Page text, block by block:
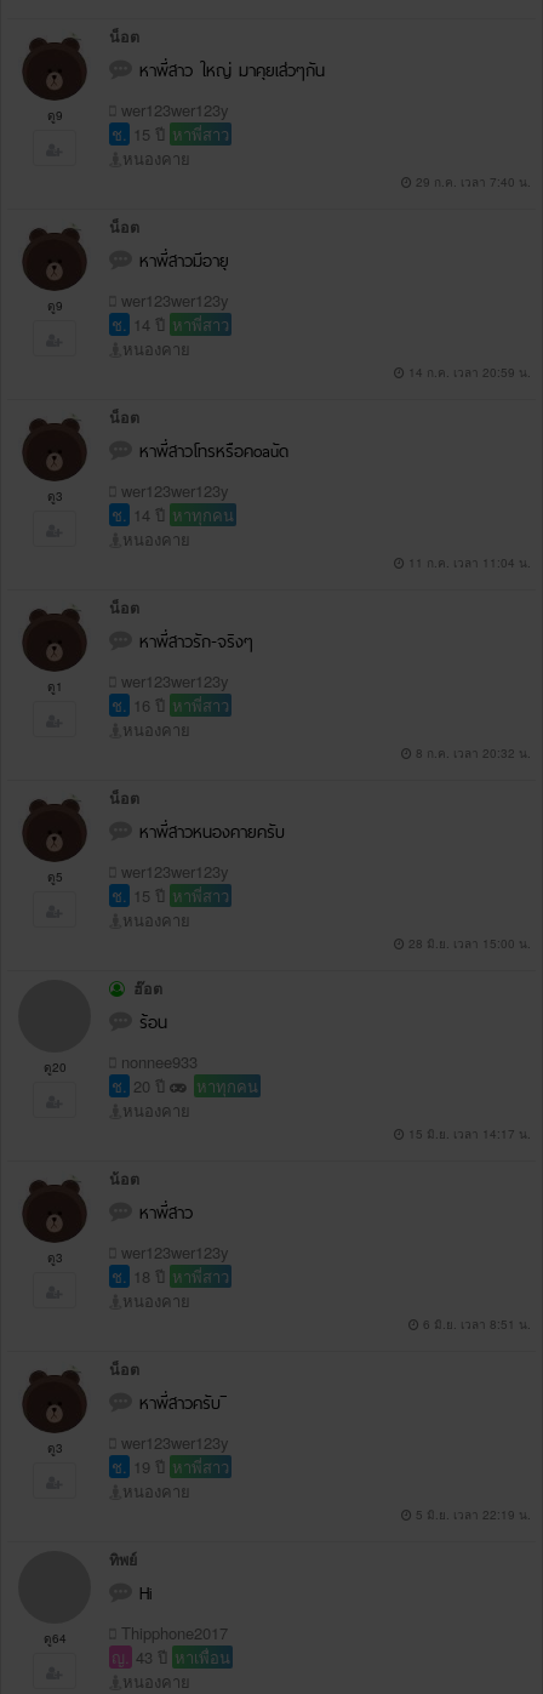
ดู9
น็อต
หาพี่สาว ใหญ่ มาคุยเส่วๆกัน
wer123wer123y
ช.
15 ปี หาพี่สาว
หนองคาย
29 ก.ค. เวลา 7:40 น.
ดู9
น็อต
หาพี่สาวมีอายุ
wer123wer123y
ช.
14 ปี หาพี่สาว
หนองคาย
14 ก.ค. เวลา 20:59 น.
ดู3
น็อต
หาพี่สาวโทรหรือคoauัด
wer123wer123y
ช.
14 ปี หาทุกคน
หนองคาย
11 ก.ค. เวลา 11:04 น.
ดู1
น็อต
หาพี่สาวรัก-จริงๆ
wer123wer123y
ช.
16 ปี หาพี่สาว
หนองคาย
8 ก.ค. เวลา 20:32 น.
ดู5
น็อต
หาพี่สาวหนองคายครับ
wer123wer123y
ช.
15 ปี หาพี่สาว
หนองคาย
28 มิ.ย. เวลา 15:00 น.
ดู20
ฮ๊อต
ร้อน
nonnee933
ช. 20 ปี
หาทุกคน
หนองคาย
15 มิ.ย. เวลา 14:17 น.
ดู3
น้อต
หาพี่สาว
wer123wer123y
ช.
18 ปี หาพี่สาว
หนองคาย
6 มิ.ย. เวลา 8:51 น.
ดู3
น็อต
หาพี่สาวครับ ิิ
wer123wer123y
ช.
19 ปี หาพี่สาว
หนองคาย
5 มิ.ย. เวลา 22:19 น.
ดู64
ทิพย์
Hi
Thipphone2017
ญ. 43 ปี หาเพื่อน
หนองคาย